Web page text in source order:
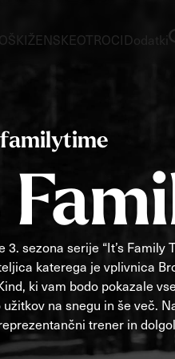
SmuČi
Dobermann
Spitfire
DC
SMUČIŠČA
Mountain
Enforcer
All Mountain
ŽENSKE
SmuČi
Dobermann
DC
SMUČIŠČA
Belle
SMUČIŠČA
All
OTROCI
SmuČi
All
Dodatki
Deli
VLOŽKI
Power
Boot
Board/
3. sezona serije “It’s
katerega je vplivnica
ki vam bodo pokazale
na snegu in še več.
trener in